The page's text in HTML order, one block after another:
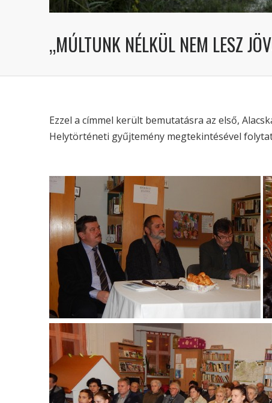
„MÚLTUNK NÉLKÜL NEM LESZ
Ezzel a címmel került bemutatásra az első,
Helytörténeti gyűjtemény megtekintésével